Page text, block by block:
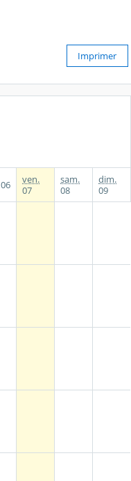
Imprimer
06
ven.
07
sam.
08
dim.
09